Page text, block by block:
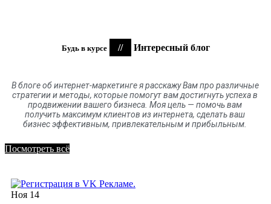
Будь в курсе // Интересный блог
В блогеобинтернет-маркетинге я расскажу Вам про различные
стратегии и методы, которые помогут вам достигнуть успеха в
продвижении вашего бизнеса. Моя цель — помочь вам
получить максимум клиентовизинтернета, сделать ваш
бизнес эффективным, привлекательным и прибыльным.
Посмотреть всё
Ноя 14